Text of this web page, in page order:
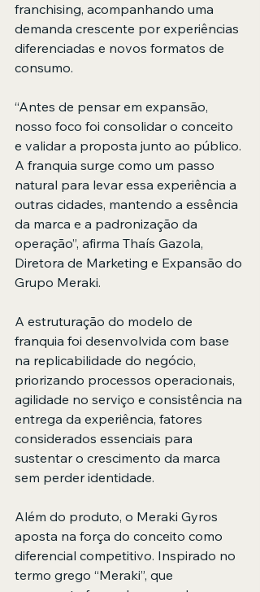
franchising, acompanhando uma
demanda crescente por experiências
diferenciadas e novos formatos de
consumo.
“Antes de pensar em expansão,
nosso foco foi consolidar o conceito
e validar a proposta junto ao público.
A franquia surge como um passo
natural para levar essa experiência a
outras cidades, mantendo a essência
da marca e a padronização da
operação”, afirma Thaís Gazola,
Diretora de Marketing e Expansão do
Grupo Meraki.
A estruturação do modelo de
franquia foi desenvolvida com base
na replicabilidade do negócio,
priorizando processos operacionais,
agilidade no serviço e consistência na
entrega da experiência, fatores
considerados essenciais para
sustentar o crescimento da marca
sem perder identidade.
Além do produto, o Meraki Gyros
aposta na força do conceito como
diferencial competitivo. Inspirado no
termo grego “Meraki”, que